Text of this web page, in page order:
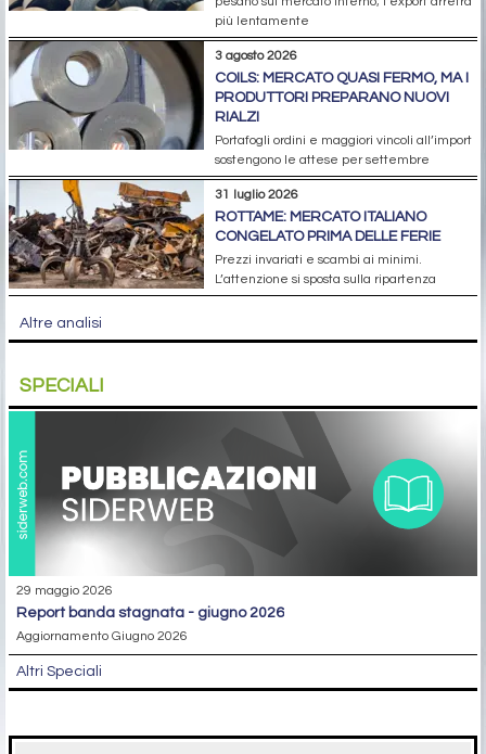
più lentamente
3 agosto 2026
COILS: MERCATO QUASI FERMO, MA I
PRODUTTORI PREPARANO NUOVI
RIALZI
Portafogli ordini e maggiori vincoli all’import
sostengono le attese per settembre
31 luglio 2026
ROTTAME: MERCATO ITALIANO
CONGELATO PRIMA DELLE FERIE
Prezzi invariati e scambi ai minimi.
L’attenzione si sposta sulla ripartenza
Altre analisi
SPECIALI
29 maggio 2026
report banda stagnata - giugno 2026
Aggiornamento Giugno 2026
Altri Speciali